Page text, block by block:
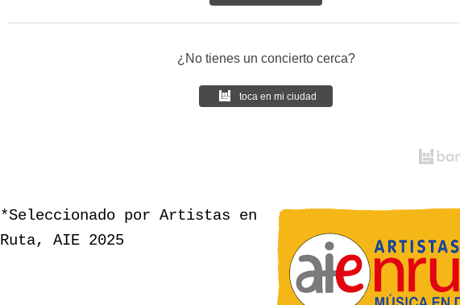
¿No tienes un concierto cerca?
toca en mi ciudad
*Seleccionado por Artistas en
Ruta, AIE 2025